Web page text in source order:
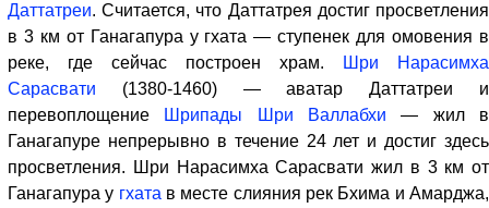
Даттатреи. Считается, что Даттатрея достиг просветления
в 3 км от Ганагапура у гхата — ступенек для омовения в
реке, где сейчас построен храм.
Шри Нарасимха
Сарасвати (1380-1460) — аватар Даттатреи и
перевоплощение
Шрипады Шри Валлабхи — жил в
Ганагапуре непрерывно в течение 24 лет и достиг здесь
просветления. Шри Нарасимха Сарасвати жил в 3 км от
Ганагапура у гхата в месте слияния рек Бхима и Амарджа,